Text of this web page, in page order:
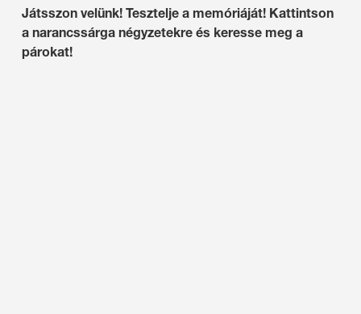
Játsszon velünk! Tesztelje a memóriáját! Kattintson
a narancssárga négyzetekre és keresse meg a
párokat!